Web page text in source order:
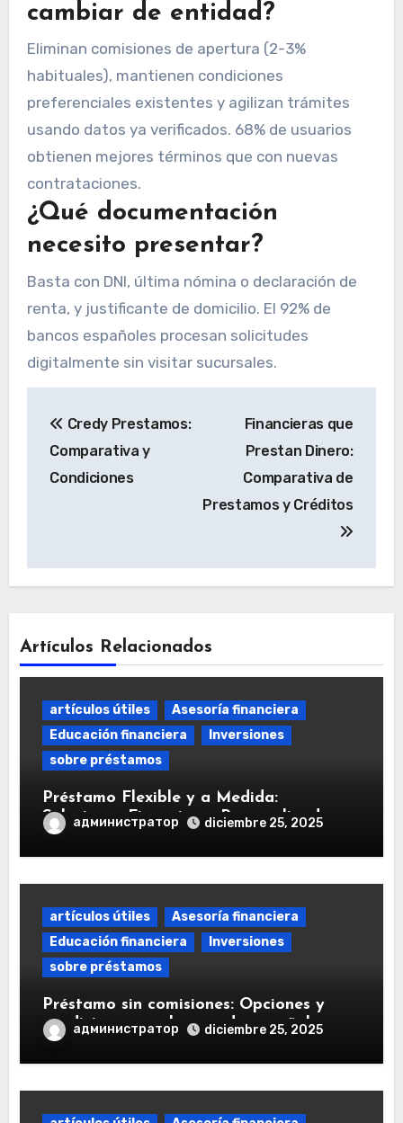
cambiar de entidad?
Eliminan comisiones de apertura (2-3%
habituales), mantienen condiciones
preferenciales existentes y agilizan trámites
usando datos ya verificados. 68% de usuarios
obtienen mejores términos que con nuevas
contrataciones.
¿Qué documentación
necesito presentar?
Basta con DNI, última nómina o declaración de
renta, y justificante de domicilio. El 92% de
bancos españoles procesan solicitudes
digitalmente sin visitar sucursales.
de
entradas
Credy Prestamos:
Comparativa y
Condiciones
Financieras que
Prestan Dinero:
Comparativa de
Prestamos y Créditos
Artículos Relacionados
artículos útiles
Asesoría financiera
Educación financiera
Inversiones
sobre préstamos
Préstamo Flexible y a Medida:
Soluciones Financieras Personalizadas
администратор diciembre 25, 2025
artículos útiles
Asesoría financiera
Educación financiera
Inversiones
sobre préstamos
Préstamo sin comisiones: Opciones y
condiciones en el mercado español
администратор diciembre 25, 2025